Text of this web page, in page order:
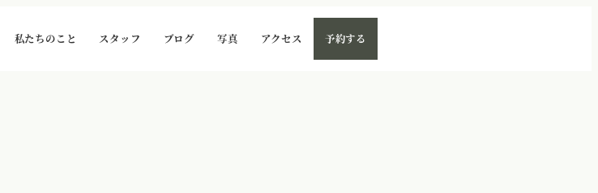
私たちのこと スタッフ ブログ 写真 アクセス 予約する